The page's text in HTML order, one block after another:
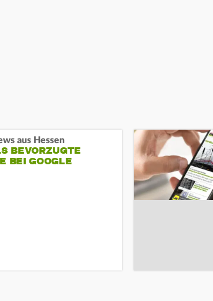
aus Hessen
BEVORZUGTE
BEI GOOGLE